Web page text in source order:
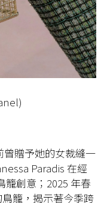
贈予她的女裁縫一
Paradis 在經
籠創意；2025 年春
籠，揭示著今季跨